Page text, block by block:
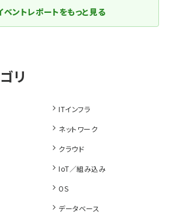
ベントレポートをもっと見る
ITインフラ
ネットワーク
クラウド
IoT／組み込み
OS
データベース